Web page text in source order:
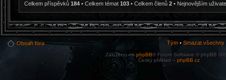
Celkem příspěvků 184 • Celkem témat 103 • Celkem členů 2 • Nejnovějším
Obsah fóra Tým • Smazat
Založeno na phpBB® Forum Software © phpBB
Český překlad – phpBB.cz